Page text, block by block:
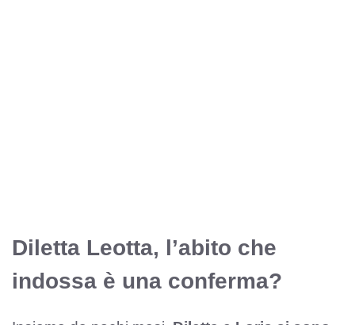
Diletta Leotta, l’abito che
indossa è una conferma?